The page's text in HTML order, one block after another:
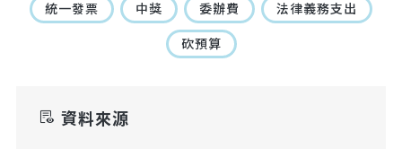
統一發票 中獎 委辦費 法律義務支出
砍預算
資料來源